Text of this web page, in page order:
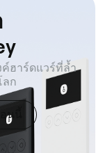
ค์ฮาร์ดแวร์ที่ล้ำ
ลก
นนี้